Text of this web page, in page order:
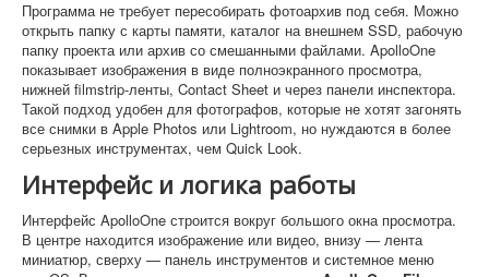
Программа не требует пересобирать фотоархив под себя. Можно
открыть папку с карты памяти, каталог на внешнем SSD, рабочую
папку проекта или архив со смешанными файлами. ApolloOne
показывает изображения в виде полноэкранного просмотра,
нижней filmstrip-ленты, Contact Sheet и через панели инспектора.
Такой подход удобен для фотографов, которые не хотят загонять
все снимки в Apple Photos или Lightroom, но нуждаются в более
серьезных инструментах, чем Quick Look.
Интерфейс и логика работы
Интерфейс ApolloOne строится вокруг большого окна просмотра.
В центре находится изображение или видео, внизу — лента
миниатюр, сверху — панель инструментов и системное меню